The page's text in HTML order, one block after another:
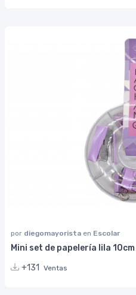
por diegomayorista en Escolar
Mini set de papelería lila 10cm
+131
Ventas